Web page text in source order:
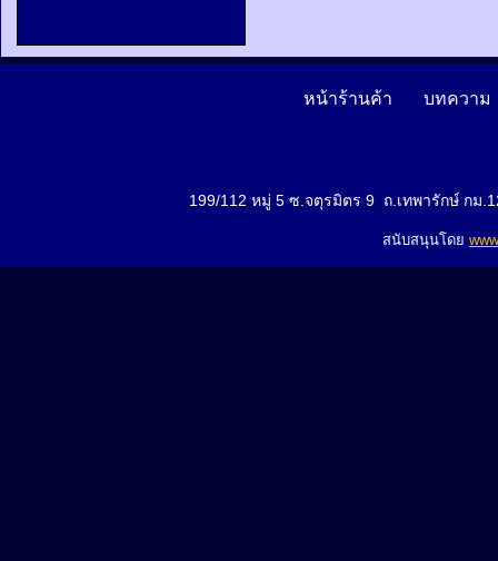
หน้าร้านค้า บทความ
199/112 หมู่ 5 ซ.จตุรมิตร 9 ถ.เทพารักษ์ กม
สนับสนุนโดย